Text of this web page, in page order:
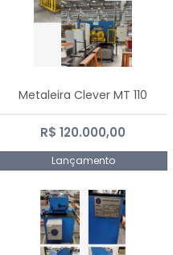
Metaleira Clever MT 110
R$ 120.000,00
Lançamento